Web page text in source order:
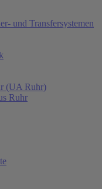
und Transfersystemen
(UA Ruhr)
Ruhr